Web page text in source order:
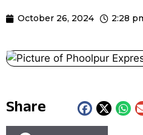
October 26, 2024 2:28
Share